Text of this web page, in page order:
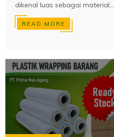
dikenal luas sebagai material...
READ MORE